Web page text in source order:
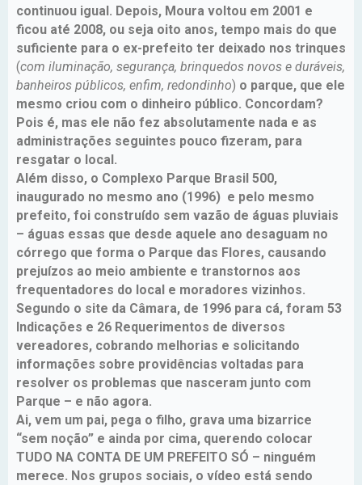
continuou igual. Depois, Moura voltou em 2001 e
ficou até 2008, ou seja oito anos, tempo mais do que
suficiente para o ex-prefeito ter deixado nos trinques
(com iluminação, segurança, brinquedos novos e duráveis,
banheiros públicos, enfim, redondinho) o parque, que ele
mesmo criou com o dinheiro público. Concordam?
Pois é, mas ele não fez absolutamente nada e as
administrações seguintes pouco fizeram, para
resgatar o local.
Além disso, o Complexo Parque Brasil 500,
inaugurado no mesmo ano (1996) e pelo mesmo
prefeito, foi construído sem vazão de águas pluviais
– águas essas que desde aquele ano desaguam no
córrego que forma o Parque das Flores, causando
prejuízos ao meio ambiente e transtornos aos
frequentadores do local e moradores vizinhos.
Segundo o site da Câmara, de 1996 para cá, foram 53
Indicações e 26 Requerimentos de diversos
vereadores, cobrando melhorias e solicitando
informações sobre providências voltadas para
resolver os problemas que nasceram junto com
Parque – e não agora.
Ai, vem um pai, pega o filho, grava uma bizarrice
“sem noção” e ainda por cima, querendo colocar
TUDO NA CONTA DE UM PREFEITO SÓ – ninguém
merece. Nos grupos sociais, o vídeo está sendo